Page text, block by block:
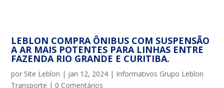
LEBLON COMPRA ÔNIBUS COM SUSPENSÃO
A AR MAIS POTENTES PARA LINHAS ENTRE
FAZENDA RIO GRANDE E CURITIBA.
por Site Leblon | jan 12, 2024 | Informativos Grupo Leblon
Transporte | 0 Comentários